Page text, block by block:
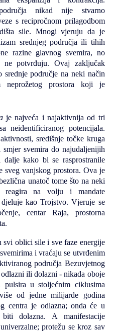
nikad nije stvarno
s recipročnom prilagodbom
sile. Mnogi vjeruju da je
srednjeg područja ili tihih
razine glavnog svemira, no
potvrđuju. Ovaj zaključak
područje na neki način
neprožetog prostora koji je
je najveća i najaktivnija od tri
neidentificiranog potencijala.
središnje točke kruga
svemira do najudaljenijih
dalje kako bi se rasprostranile
sveg vanjskog prostora. Ova je
unatoč tome što na neki
reagira na volju i mandate
djeluje kao Trojstvo. Vjeruje se
centar Raja, prostorna
svi oblici sile i sve faze energije
i vraćaju se utvrđenim
područja Bezuvjetnog
ili dolazni - nikada oboje
pulsira u stoljećnim ciklusima
od jedne milijarde godina
centra je odlazna; onda će u
dolazna. A manifestacije
protežu se kroz sav